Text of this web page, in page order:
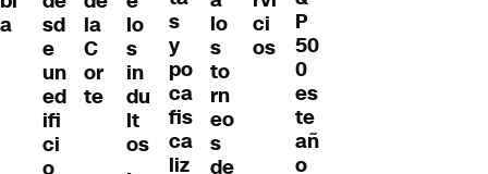
a
sd
e
un
ed
ifi
ci
o
la
C
or
te
lo
s
in
du
lt
os
,
s
y
po
ca
fis
ca
liz
lo
s
to
rn
eo
s
de
ci
os
P
50
0
es
te
añ
o